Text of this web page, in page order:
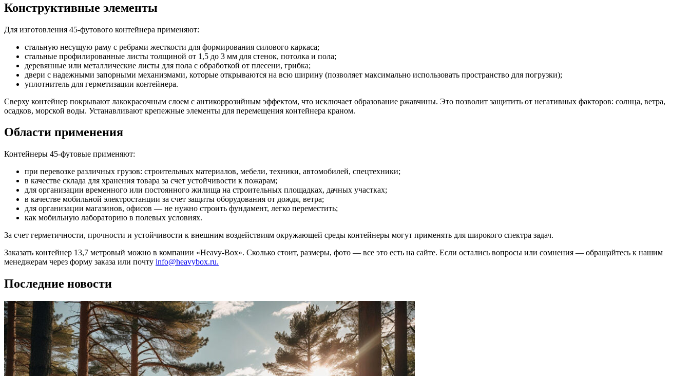
Конструктивные элементы
Для изготовления 45-футового контейнера применяют:
стальную несущую раму с ребрами жесткости для формирования силового каркаса;
стальные профилированные листы толщиной от 1,5 до 3 мм для стенок, потолка и пола;
деревянные или металлические листы для пола с обработкой от плесени, грибка;
двери с надежными запорными механизмами, которые открываются на всю ширину (позволяет максимально использовать пространство для погрузки);
уплотнитель для герметизации контейнера.
Сверху контейнер покрывают лакокрасочным слоем с антикоррозийным эффектом, что исключает образование ржавчины. Это позволит защитить от негативных факторов: солнца, ветра,
осадков, морской воды. Устанавливают крепежные элементы для перемещения контейнера краном.
Области применения
Контейнеры 45-футовые применяют:
при перевозке различных грузов: строительных материалов, мебели, техники, автомобилей, спецтехники;
в качестве склада для хранения товара за счет устойчивости к пожарам;
для организации временного или постоянного жилища на строительных площадках, дачных участках;
в качестве мобильной электростанции за счет защиты оборудования от дождя, ветра;
для организации магазинов, офисов — не нужно строить фундамент, легко переместить;
как мобильную лабораторию в полевых условиях.
За счет герметичности, прочности и устойчивости к внешним воздействиям окружающей среды контейнеры могут применять для широкого спектра задач.
Заказать контейнер 13,7 метровый можно в компании «Heavy-Box». Сколько стоит, размеры, фото — все это есть на сайте. Если остались вопросы или сомнения — обращайтесь к нашим
менеджерам через форму заказа или почту info@heavybox.ru.
Последние новости